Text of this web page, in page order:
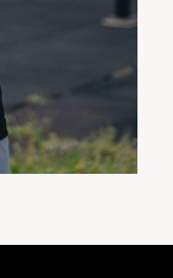
en
de